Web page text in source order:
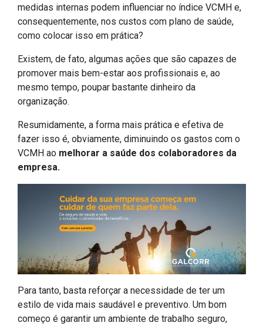
medidas internas podem influenciar no índice VCMH e,
consequentemente, nos custos com plano de saúde,
como colocar isso em prática?
Existem, de fato, algumas ações que são capazes de
promover mais bem-estar aos profissionais e, ao
mesmo tempo, poupar bastante dinheiro da
organização.
Resumidamente, a forma mais prática e efetiva de
fazer isso é, obviamente, diminuindo os gastos com o
VCMH ao melhorar a saúde dos colaboradores da
empresa.
Para tanto, basta reforçar a necessidade de ter um
estilo de vida mais saudável e preventivo. Um bom
começo é garantir um ambiente de trabalho seguro,